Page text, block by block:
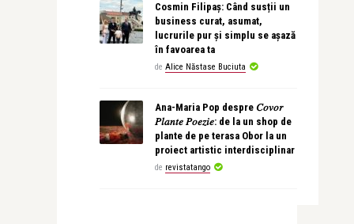
Cosmin Filipaș: Când susții un
business curat, asumat,
lucrurile pur și simplu se așază
în favoarea ta
de Alice Năstase Buciuta
Ana-Maria Pop despre 𝐶𝑜𝑣𝑜𝑟
𝑃𝑙𝑎𝑛𝑡𝑒 𝑃𝑜𝑒𝑧𝑖𝑒: de la un shop de
plante de pe terasa Obor la un
proiect artistic interdisciplinar
de revistatango